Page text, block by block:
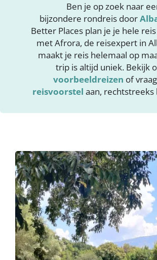
Ben je op zoek naar
bijzondere rondreis door
Better Places plan je je hele
met Afrora, de reisexpert in
maakt je reis helemaal op
trip is altijd uniek. Bekijk
voorbeeldreizen of
reisvoorstel aan, rechtstreeks
Image